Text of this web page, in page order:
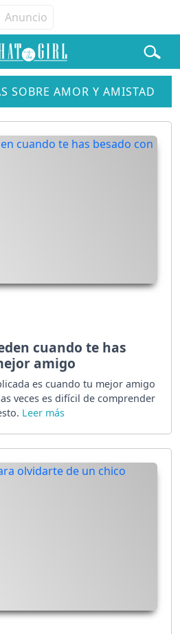
SOBRE AMOR Y AMISTAD
cuando te has
amigo
es cuando tu mejor amigo
veces es difícil de comprender